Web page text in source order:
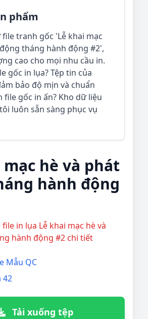
phẩm
tranh gốc 'Lễ khai mạc
tháng hành động #2',
cao cho mọi nhu cầu in.
gốc in lụa? Tệp tin của
bảo độ mịn và chuẩn
file gốc in ấn? Kho dữ liệu
luôn sẵn sàng phục vụ
hè và phát
hành động
in lụa Lễ khai mạc hè và
hành động #2 chi tiết
Mẫu QC
42
Tải xuống tệp